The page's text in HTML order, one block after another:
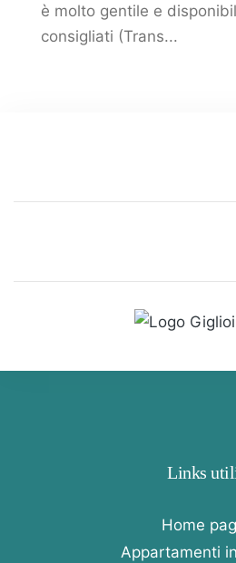
è molto gentile e
consigliati (Trans...
Links
Home
Appartamenti